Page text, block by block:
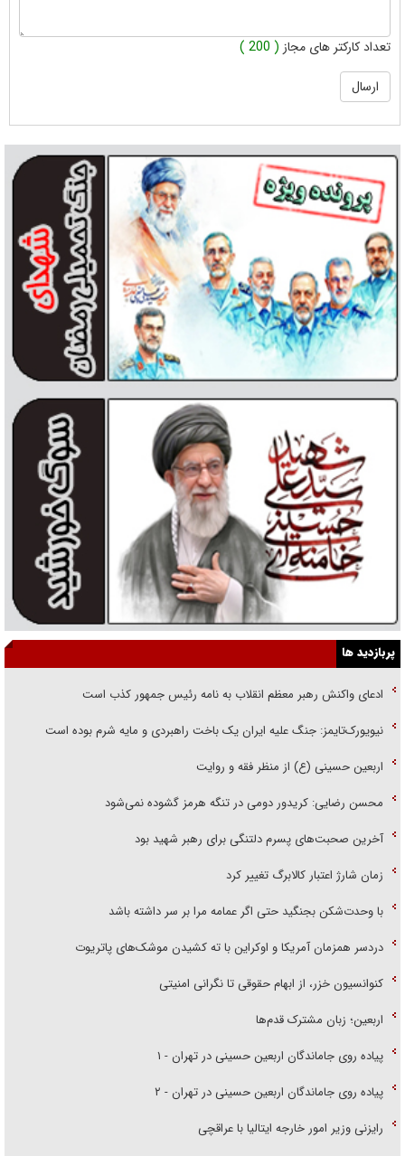
تعداد کارکتر های مجاز ( 200 )
پربازدید ها
ادعای واکنش رهبر معظم انقلاب به نامه رئیس جمهور کذب است
نیویورک‌تایمز: جنگ علیه ایران یک باخت راهبردی و مایه شرم بوده است
اربعین حسینی (ع) از منظر فقه و روایت
محسن رضایی: کریدور دومی در تنگه هرمز گشوده نمی‌شود
آخرین صحبت‌های پسرم دلتنگی برای رهبر شهید بود
زمان شارژ اعتبار کالابرگ تغییر کرد
با وحدت‌شکن بجنگید حتی اگر عمامه مرا بر سر داشته باشد
دردسر همزمان آمریکا و اوکراین با ته کشیدن موشک‌های پاتریوت
کنوانسیون خزر، از ابهام حقوقی تا نگرانی امنیتی
اربعین؛ زبان مشترک قدم‌ها
پیاده روی جاماندگان اربعین حسینی در تهران - ۱
پیاده روی جاماندگان اربعین حسینی در تهران - ۲
رایزنی وزیر امور خارجه ایتالیا با عراقچی